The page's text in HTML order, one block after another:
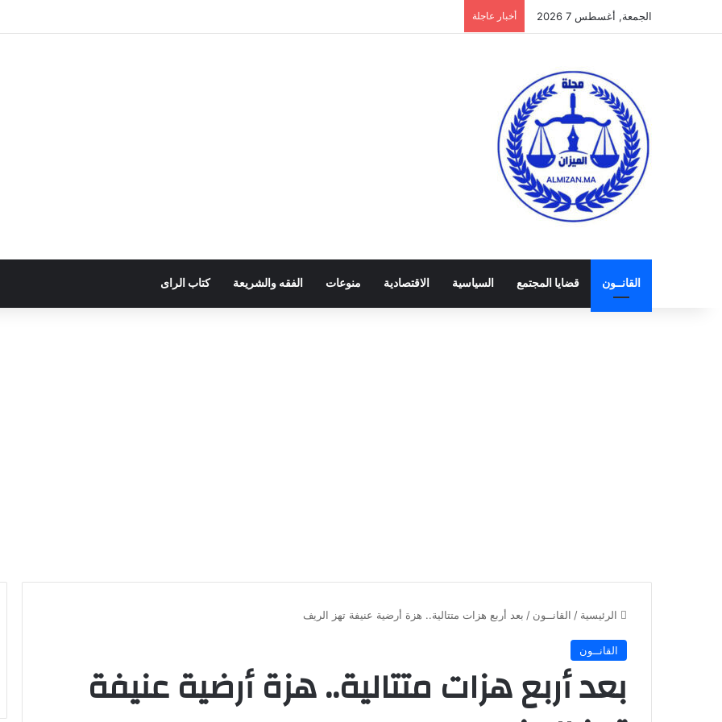
الجمعة, أغسطس 7 2026 أخبار عاجلة
القانــون قضايا المجتمع السياسية الاقتصادية منوعات الفقه والشريعة كتاب الراى
الرئيسية / القانــون / بعد أربع هزات متتالية.. هزة أرضية عنيفة تهز الريف
القانــون
بعد أربع هزات متتالية.. هزة أرضية عنيفة